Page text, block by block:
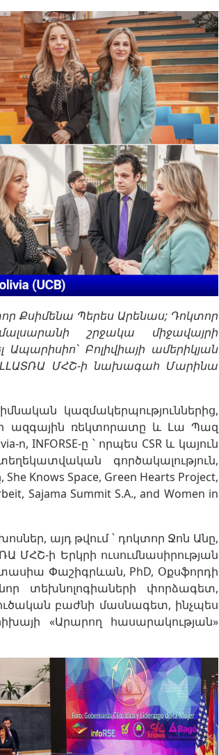
Քսիմենա Պերես Արենաս; Դոկտոր
շրջակա միջավայրի
Բոլիվիայի ամերիկյան
ՄՀՇ-ի նախագահ Մարինա
կազմակերպություններից,
ազգային ռեկտորատը և Լա Պազ
INFORSE-ը ՝ որպես CSR և կայուն
գործակալություն,
Knows Space, Green Hearts Project,
Sajama Summit S.A., and Women in
այդ թվում ՝ դոկտոր Ջոն Անը,
ՄՀՇ-ի Երկրի ուսումնասիրության
Փաշիգրևան, PhD, Օքսֆորդի
տեխնոլոգիաների փորձագետ,
բաժնի մասնագետ, ինչպես
«Արարող հասարակության»